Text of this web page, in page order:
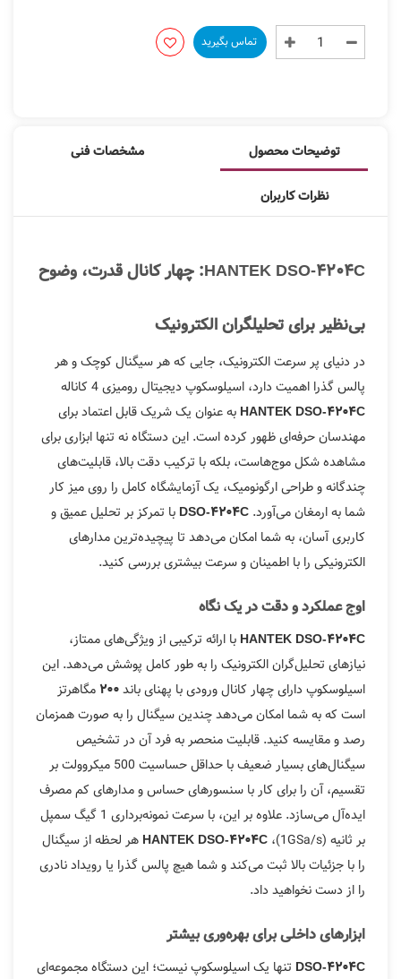
تماس بگیرید
توضیحات محصول مشخصات فنی
نظرات کاربران
HANTEK DSO-4204C: چهار کانال قدرت، وضوح
بی‌نظیر برای تحلیلگران الکترونیک
در دنیای پر سرعت الکترونیک، جایی که هر سیگنال کوچک و هر
پالس گذرا اهمیت دارد، اسیلوسکوپ دیجیتال رومیزی 4 کاناله
HANTEK DSO-4204C به عنوان یک شریک قابل اعتماد برای
مهندسان حرفه‌ای ظهور کرده است. این دستگاه نه تنها ابزاری برای
مشاهده شکل موج‌هاست، بلکه با ترکیب دقت بالا، قابلیت‌های
چندگانه و طراحی ارگونومیک، یک آزمایشگاه کامل را روی میز کار
شما به ارمغان می‌آورد. DSO-4204C با تمرکز بر تحلیل عمیق و
کاربری آسان، به شما امکان می‌دهد تا پیچیده‌ترین مدارهای
الکترونیکی را با اطمینان و سرعت بیشتری بررسی کنید.
اوج عملکرد و دقت در یک نگاه
HANTEK DSO-4204C با ارائه ترکیبی از ویژگی‌های ممتاز،
نیازهای تحلیل‌گران الکترونیک را به طور کامل پوشش می‌دهد. این
اسیلوسکوپ دارای چهار کانال ورودی با پهنای باند200مگاهرتز
است که به شما امکان می‌دهد چندین سیگنال را به صورت همزمان
رصد و مقایسه کنید. قابلیت منحصر به فرد آن در تشخیص
سیگنال‌های بسیار ضعیف با حداقل حساسیت 500 میکروولت بر
تقسیم، آن را برای کار با سنسورهای حساس و مدارهای کم مصرف
ایده‌آل می‌سازد. علاوه بر این، با سرعت نمونه‌برداری 1 گیگ سمپل
بر ثانیه (1GSa/s)،
HANTEK DSO-4204C هر لحظه از سیگنال
را با جزئیات بالا ثبت می‌کند و شما هیچ پالس گذرا یا رویداد نادری
را از دست نخواهید داد.
ابزارهای داخلی برای بهره‌وری بیشتر
DSO-4204C تنها یک اسیلوسکوپ نیست؛ این دستگاه مجموعه‌ای